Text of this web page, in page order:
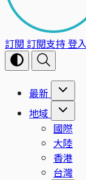
訂閱 訂閱支持登入
最新
地域
國際
大陸
香港
台灣